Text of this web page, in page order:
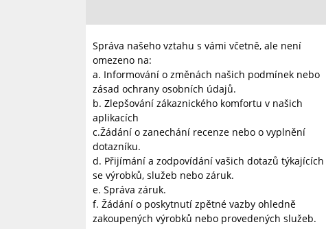
Správa našeho vztahu s vámi včetně, ale není
omezeno na:
a. Informování o změnách našich podmínek nebo
zásad ochrany osobních údajů.
b. Zlepšování zákaznického komfortu v našich
aplikacích
c.Žádání o zanechání recenze nebo o vyplnění
dotazníku.
d. Přijímání a zodpovídání vašich dotazů týkajících
se výrobků, služeb nebo záruk.
e. Správa záruk.
f. Žádání o poskytnutí zpětné vazby ohledně
zakoupených výrobků nebo provedených služeb.